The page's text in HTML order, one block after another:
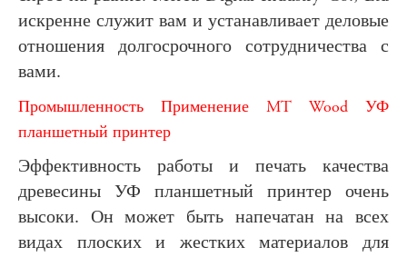
искренне служит вам и устанавливает деловые
отношения долгосрочного сотрудничества с
вами.
Промышленность Применение MT Wood УФ
планшетный принтер
Эффективность работы и печать качества
древесины УФ планшетный принтер очень
высоки. Он может быть напечатан на всех
видах плоских и жестких материалов для